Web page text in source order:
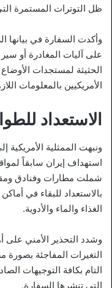
ظل التوترات المستمرة
وأكدت السفارة في بيانها
على آليات المغادرة أو
الحثيثة لمستجدات الأوضاع
الأمريكيين بالمعلومات
الاستعداد
ونبهت الممثلية الأمريكية
استهداف إيران سابقاً
شملت مطارات وفنادق
بالاستعداد للبقاء في
الغذاء والماء والأدوية.
وشدد التحذير الأمني على
التغيرات المفاجئة بصورة
التام بكافة التوجيهات
التي تنشرها السفارة.